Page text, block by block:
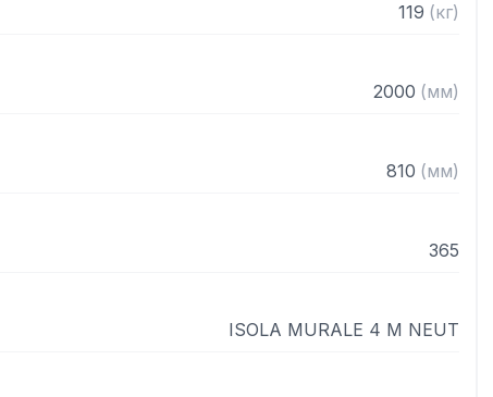
119 (кг)
2000 (мм)
810 (мм)
365
ISOLA MURALE 4 M NEUT